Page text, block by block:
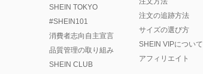
SHEIN TOKYO
#SHEIN101
消費者志向自主宣言
品質管理の取り組み
SHEIN CLUB
注文の追跡方法
サイズの選び方
SHEIN VIPについて
アフィリエイト